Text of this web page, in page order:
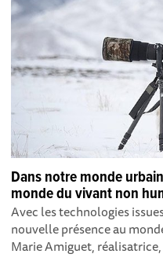
Dans notre monde
monde du vivant non
Avec les technologies
nouvelle présence au
Marie Amiguet,